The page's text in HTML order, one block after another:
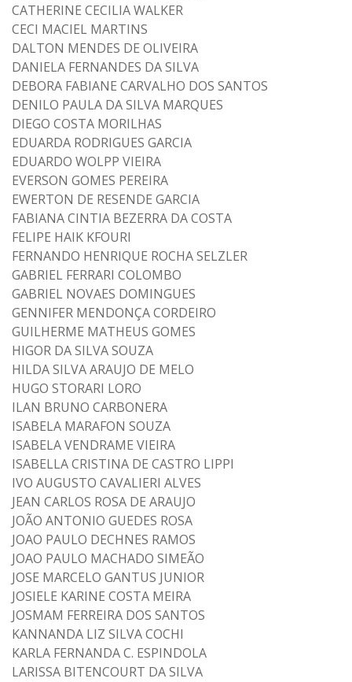
CATHERINE CECILIA WALKER
CECI MACIEL MARTINS
DALTON MENDES DE OLIVEIRA
DANIELA FERNANDES DA SILVA
DEBORA FABIANE CARVALHO DOS SANTOS
DENILO PAULA DA SILVA MARQUES
DIEGO COSTA MORILHAS
EDUARDA RODRIGUES GARCIA
EDUARDO WOLPP VIEIRA
EVERSON GOMES PEREIRA
EWERTON DE RESENDE GARCIA
FABIANA CINTIA BEZERRA DA COSTA
FELIPE HAIK KFOURI
FERNANDO HENRIQUE ROCHA SELZLER
GABRIEL FERRARI COLOMBO
GABRIEL NOVAES DOMINGUES
GENNIFER MENDONÇA CORDEIRO
GUILHERME MATHEUS GOMES
HIGOR DA SILVA SOUZA
HILDA SILVA ARAUJO DE MELO
HUGO STORARI LORO
ILAN BRUNO CARBONERA
ISABELA MARAFON SOUZA
ISABELA VENDRAME VIEIRA
ISABELLA CRISTINA DE CASTRO LIPPI
IVO AUGUSTO CAVALIERI ALVES
JEAN CARLOS ROSA DE ARAUJO
JOÃO ANTONIO GUEDES ROSA
JOAO PAULO DECHNES RAMOS
JOAO PAULO MACHADO SIMEÃO
JOSE MARCELO GANTUS JUNIOR
JOSIELE KARINE COSTA MEIRA
JOSMAM FERREIRA DOS SANTOS
KANNANDA LIZ SILVA COCHI
KARLA FERNANDA C. ESPINDOLA
LARISSA BITENCOURT DA SILVA